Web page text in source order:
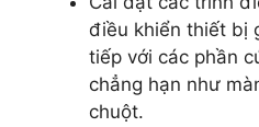
điều khiển thiết bị
tiếp với các phần
chẳng hạn như
chuột.